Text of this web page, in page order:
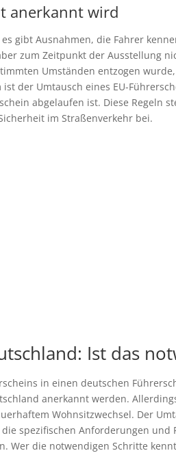
anerkannt wird
gibt Ausnahmen, die Fahrer
zum Zeitpunkt der Ausstellung
Umständen entzogen
der Umtausch eines EU-
abgelaufen ist. Diese Regeln
im Straßenverkehr bei.
Ist das
in einen deutschen
anerkannt werden.
Wohnsitzwechsel. Der
spezifischen Anforderungen
Wer die notwendigen Schritte